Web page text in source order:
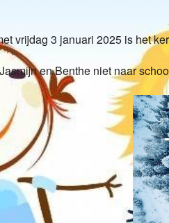
vrijdag 3 januari 2025 is het
en Benthe niet naar